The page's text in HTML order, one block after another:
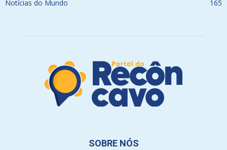
Notícias do Mundo 165
SOBRE NÓS